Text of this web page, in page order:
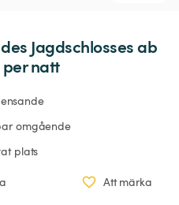
des Jagdschlosses ab
per natt
omgående
plats
Att märka